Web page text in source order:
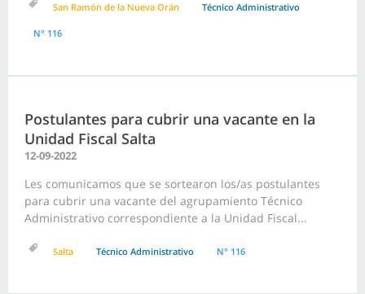
San Ramón de la Nueva Orán Técnico Administrativo
N° 116
Postulantes para cubrir una vacante en la
Unidad Fiscal Salta
12-09-2022
Les comunicamos que se sortearon los/as postulantes
para cubrir una vacante del agrupamiento Técnico
Administrativo correspondiente a la Unidad Fiscal...
Salta Técnico Administrativo N° 116